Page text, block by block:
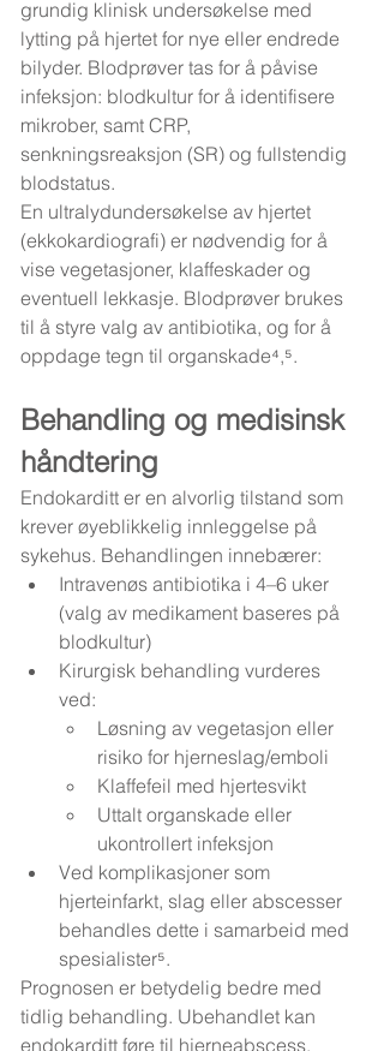
grundig klinisk undersøkelse med
lytting på hjertet for nye eller endrede
bilyder. Blodprøver tas for å påvise
infeksjon: blodkultur for å identifisere
mikrober, samt CRP,
senkningsreaksjon (SR) og fullstendig
blodstatus.
En ultralydundersøkelse av hjertet
(ekkokardiografi) er nødvendig for å
vise vegetasjoner, klaffeskader og
eventuell lekkasje. Blodprøver brukes
til å styre valg av antibiotika, og for å
oppdage tegn til organskade⁴,⁵.
Behandling og medisinsk
håndtering
Endokarditt er en alvorlig tilstand som
krever øyeblikkelig innleggelse på
sykehus. Behandlingen innebærer:
Intravenøs antibiotika i 4–6 uker
(valg av medikament baseres på
blodkultur)
Kirurgisk behandling vurderes
ved:
Løsning av vegetasjon eller
risiko for hjerneslag/emboli
Klaffefeil med hjertesvikt
Uttalt organskade eller
ukontrollert infeksjon
Ved komplikasjoner som
hjerteinfarkt, slag eller abscesser
behandles dette i samarbeid med
spesialister⁵.
Prognosen er betydelig bedre med
tidlig behandling. Ubehandlet kan
endokarditt føre til hjerneabscess,